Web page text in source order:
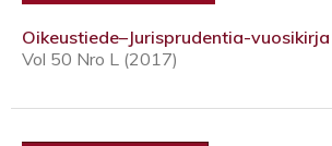
Oikeustiede–Jurisprudentia-vuosikirja
Vol 50 Nro L (2017)